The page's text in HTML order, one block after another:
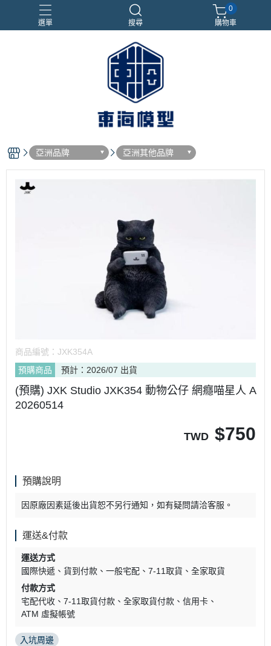
選單 搜尋
合金車
閃電霹靂車
電子雞/塔麻可吉/塔麻歌子
0
購物車
亞洲品牌 亞洲其他品牌
商品編號： JXK354A
預購商品
預計：2026/07 出貨
(預購) JXK Studio JXK354 動物公仔 網癮喵星人 A
20260514
TWD $750
預購說明
因原廠因素延後出貨恕不另行通知，如有疑問請洽客服。
運送&付款
運送方式
國際快遞
貨到付款 一般宅配 7-11取貨
全家取貨
付款方式
宅配代收
7-11取貨付款 全家取貨付款
信用卡
ATM 虛擬帳號
入坑周邊